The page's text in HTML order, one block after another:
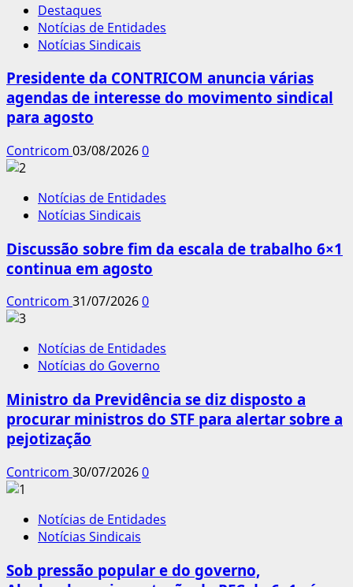
Destaques
Notícias de Entidades
Notícias Sindicais
Presidente da CONTRICOM anuncia várias
agendas de interesse do movimento sindical
para agosto
Contricom 03/08/20260
Notícias de Entidades
Notícias Sindicais
Discussão sobre fim da escala de trabalho 6×1
continua em agosto
Contricom 31/07/20260
Notícias de Entidades
Notícias do Governo
Ministro da Previdência se diz disposto a
procurar ministros do STF para alertar sobre a
pejotização
Contricom 30/07/20260
Notícias de Entidades
Notícias Sindicais
Sob pressão popular e do governo,